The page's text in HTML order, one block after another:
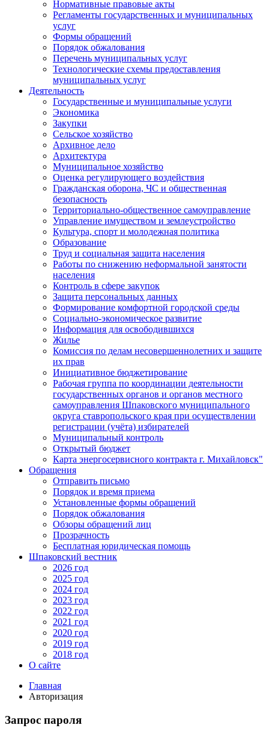
Нормативные правовые акты
Регламенты государственных и муниципальных
услуг
Формы обращений
Порядок обжалования
Перечень муниципальных услуг
Технологические схемы предоставления
муниципальных услуг
Деятельность
Государственные и муниципальные услуги
Экономика
Закупки
Сельское хозяйство
Архивное дело
Архитектура
Муниципальное хозяйство
Оценка регулирующего воздействия
Гражданская оборона, ЧС и общественная
безопасность
Территориально-общественное самоуправление
Управление имуществом и землеустройство
Культура, спорт и молодежная политика
Образование
Труд и социальная защита населения
Работы по снижению неформальной занятости
населения
Контроль в сфере закупок
Защита персональных данных
Формирование комфортной городской среды
Социально-экономическое развитие
Информация для освободившихся
Жилье
Комиссия по делам несовершеннолетних и защите
их прав
Инициативное бюджетирование
Рабочая группа по координации деятельности
государственных органов и органов местного
самоуправления Шпаковского муниципального
округа ставропольского края при осуществлении
регистрации (учёта) избирателей
Муниципальный контроль
Открытый бюджет
Карта энергосервисного контракта г. Михайловск"
Обращения
Отправить письмо
Порядок и время приема
Установленные формы обращений
Порядок обжалования
Обзоры обращений лиц
Прозрачность
Бесплатная юридическая помощь
Шпаковский вестник
2026 год
2025 год
2024 год
2023 год
2022 год
2021 год
2020 год
2019 год
2018 год
О сайте
Главная
Авторизация
Запрос пароля